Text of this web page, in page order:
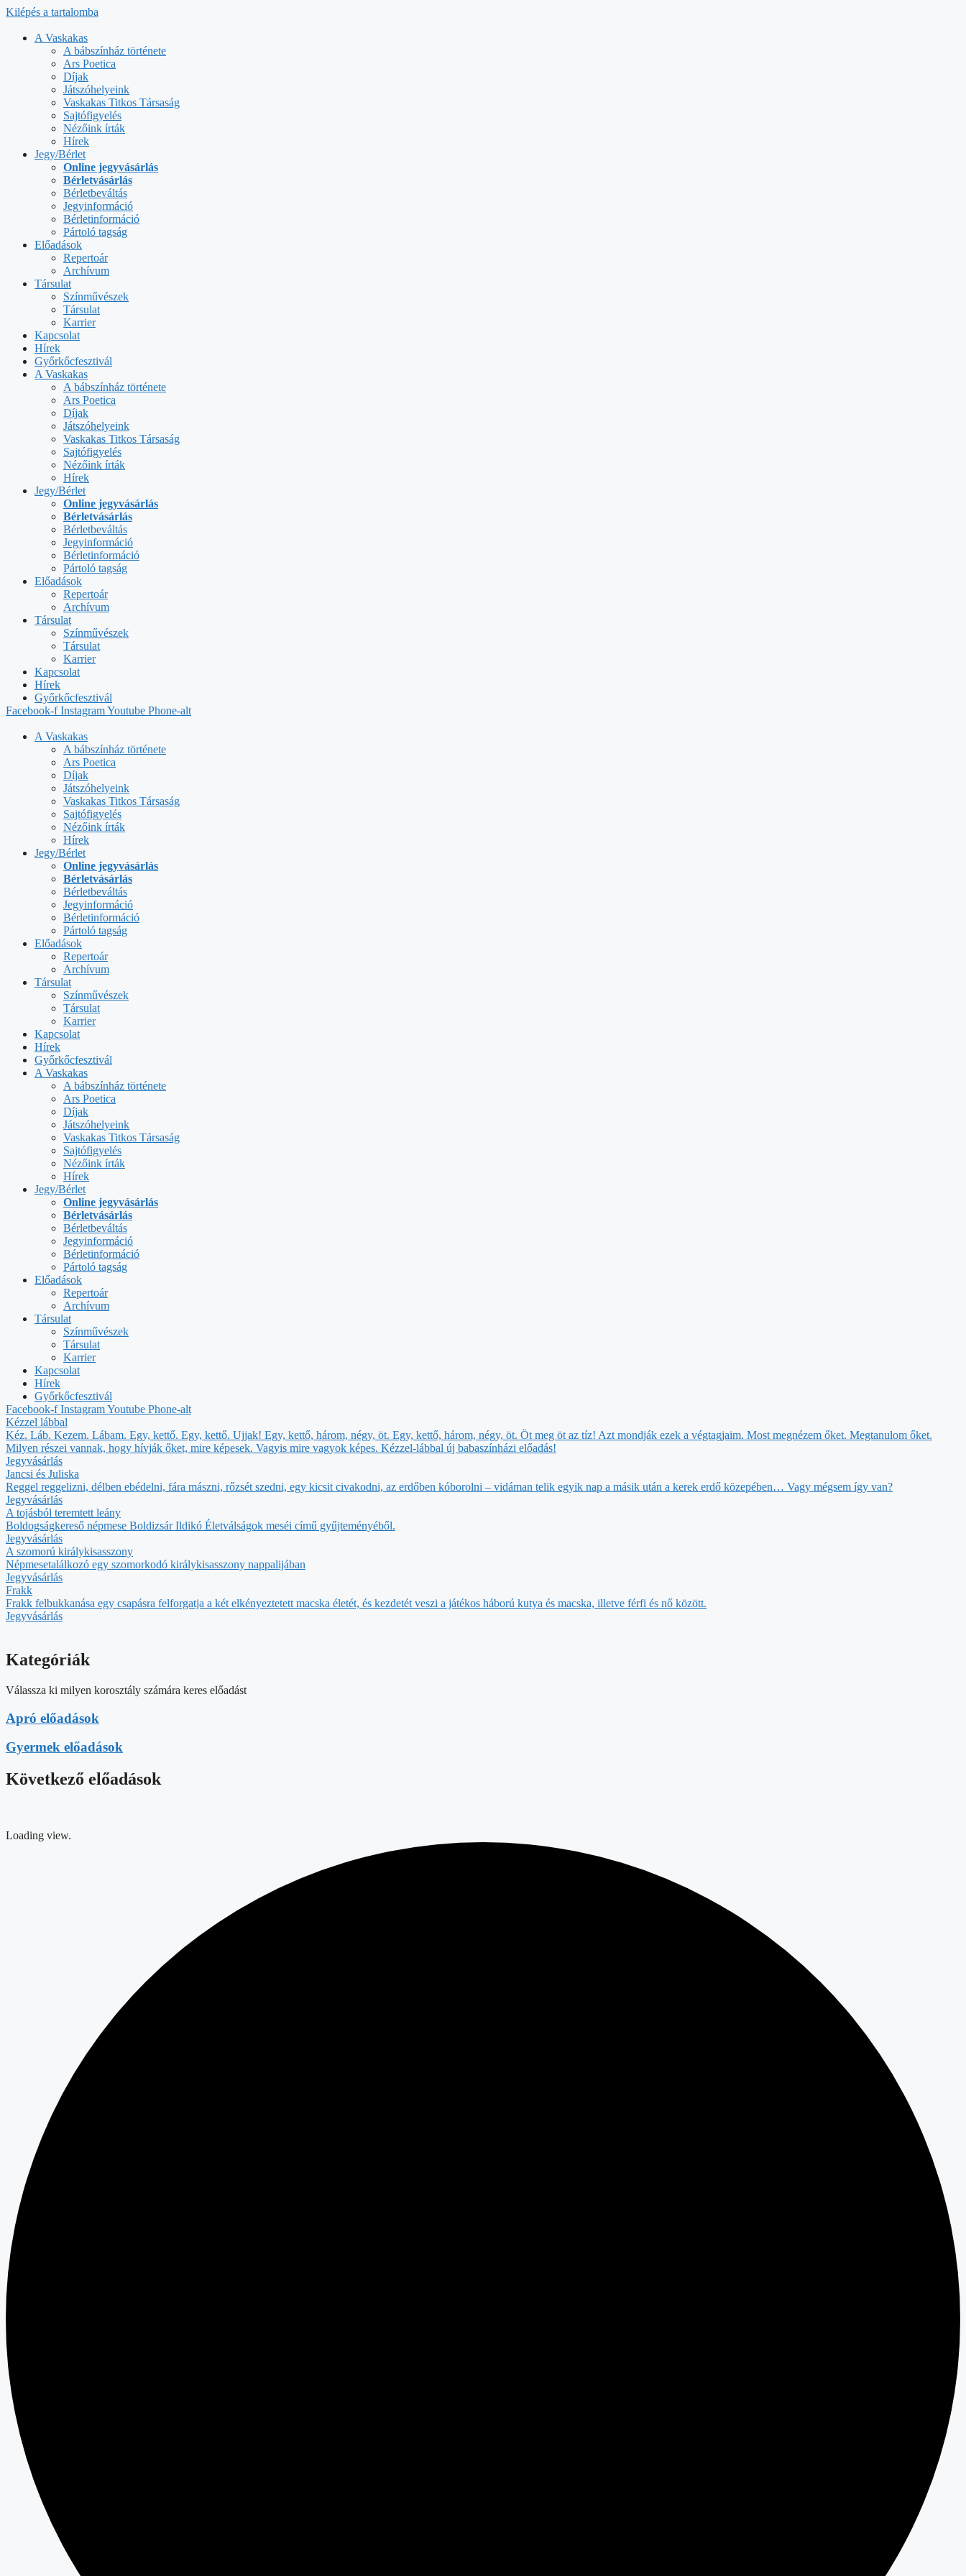
Kilépés a tartalomba
A Vaskakas
A bábszínház története
Ars Poetica
Díjak
Játszóhelyeink
Vaskakas Titkos Társaság
Sajtófigyelés
Nézőink írták
Hírek
Jegy/Bérlet
Online jegyvásárlás
Bérletvásárlás
Bérletbeváltás
Jegyinformáció
Bérletinformáció
Pártoló tagság
Előadások
Repertoár
Archívum
Társulat
Színművészek
Társulat
Karrier
Kapcsolat
Hírek
Győrkőcfesztivál
A Vaskakas
A bábszínház története
Ars Poetica
Díjak
Játszóhelyeink
Vaskakas Titkos Társaság
Sajtófigyelés
Nézőink írták
Hírek
Jegy/Bérlet
Online jegyvásárlás
Bérletvásárlás
Bérletbeváltás
Jegyinformáció
Bérletinformáció
Pártoló tagság
Előadások
Repertoár
Archívum
Társulat
Színművészek
Társulat
Karrier
Kapcsolat
Hírek
Győrkőcfesztivál
Facebook-f InstagramYoutube Phone-alt
A Vaskakas
A bábszínház története
Ars Poetica
Díjak
Játszóhelyeink
Vaskakas Titkos Társaság
Sajtófigyelés
Nézőink írták
Hírek
Jegy/Bérlet
Online jegyvásárlás
Bérletvásárlás
Bérletbeváltás
Jegyinformáció
Bérletinformáció
Pártoló tagság
Előadások
Repertoár
Archívum
Társulat
Színművészek
Társulat
Karrier
Kapcsolat
Hírek
Győrkőcfesztivál
A Vaskakas
A bábszínház története
Ars Poetica
Díjak
Játszóhelyeink
Vaskakas Titkos Társaság
Sajtófigyelés
Nézőink írták
Hírek
Jegy/Bérlet
Online jegyvásárlás
Bérletvásárlás
Bérletbeváltás
Jegyinformáció
Bérletinformáció
Pártoló tagság
Előadások
Repertoár
Archívum
Társulat
Színművészek
Társulat
Karrier
Kapcsolat
Hírek
Győrkőcfesztivál
Facebook-f InstagramYoutube Phone-alt
Kézzel lábbal
Kéz. Láb. Kezem. Lábam. Egy, kettő. Egy, kettő. Ujjak! Egy, kettő, három, négy, öt. Egy, kettő, három, négy, öt. Öt meg öt az tíz! Azt mondják ezek a végtagjaim. Most megnézem őket. Megtanulom őket.
Milyen részei vannak, hogy hívják őket, mire képesek. Vagyis mire vagyok képes. Kézzel-lábbal új babaszínházi előadás!
Jegyvásárlás
Jancsi és Juliska
Reggel reggelizni, délben ebédelni, fára mászni, rőzsét szedni, egy kicsit civakodni, az erdőben kóborolni – vidáman telik egyik nap a másik után a kerek erdő közepében… Vagy mégsem így van?
Jegyvásárlás
A tojásból teremtett leány
Boldogságkereső népmese Boldizsár Ildikó Életválságok meséi című gyűjteményéből.
Jegyvásárlás
A szomorú királykisasszony
Népmesetalálkozó egy szomorkodó királykisasszony nappalijában
Jegyvásárlás
Frakk
Frakk felbukkanása egy csapásra felforgatja a két elkényeztetett macska életét, és kezdetét veszi a játékos háború kutya és macska, illetve férfi és nő között.
Jegyvásárlás
Kategóriák
Válassza ki milyen korosztály számára keres előadást
Apró előadások
Gyermek előadások
Következő előadások
Loading view.